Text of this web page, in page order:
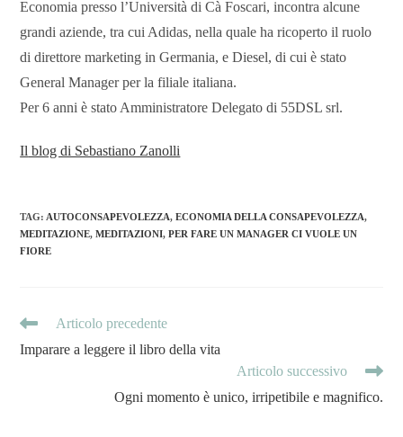
Economia presso l’Università di Cà Foscari, incontra alcune
grandi aziende, tra cui Adidas, nella quale ha ricoperto il ruolo
di direttore marketing in Germania, e Diesel, di cui è stato
General Manager per la filiale italiana.
Per 6 anni è stato Amministratore Delegato di 55DSL srl.
Il blog di Sebastiano Zanolli
TAG: AUTOCONSAPEVOLEZZA, ECONOMIA DELLA CONSAPEVOLEZZA,
MEDITAZIONE, MEDITAZIONI, PER FARE UN MANAGER CI VUOLE UN
FIORE
Articolo precedente
Imparare a leggere il libro della vita
Articolo successivo
Ogni momento è unico, irripetibile e magnifico.